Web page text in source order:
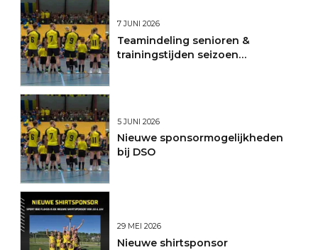
7 JUNI 2026
Teamindeling senioren &
trainingstijden seizoen
5 JUNI 2026
Nieuwe sponsormogelijkheden
bij DSO
29 MEI 2026
Nieuwe shirtsponsor